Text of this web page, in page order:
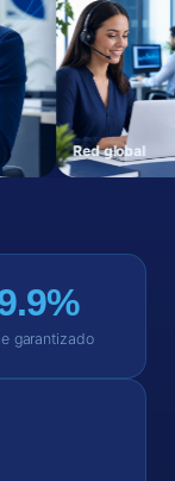
garantizado